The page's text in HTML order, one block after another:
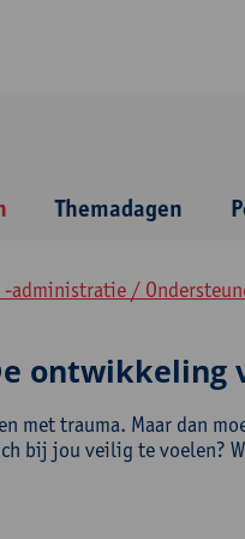
Themadagen
/
ontwikkeling
met trauma. Maar dan
bij jou veilig te voelen?